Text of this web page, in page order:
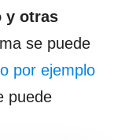
y otras
se puede
por ejemplo
puede